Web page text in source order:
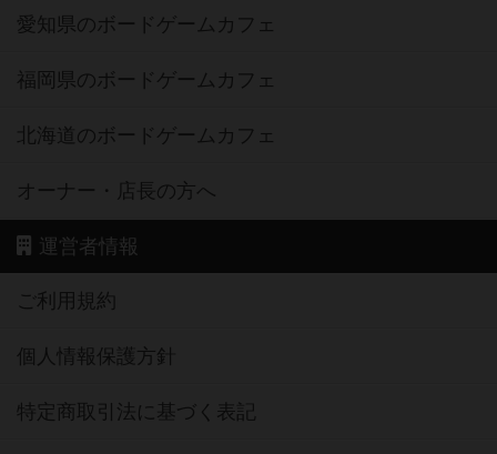
愛知県のボードゲームカフェ
福岡県のボードゲームカフェ
北海道のボードゲームカフェ
オーナー・店長の方へ
運営者情報
ご利用規約
個人情報保護方針
特定商取引法に基づく表記